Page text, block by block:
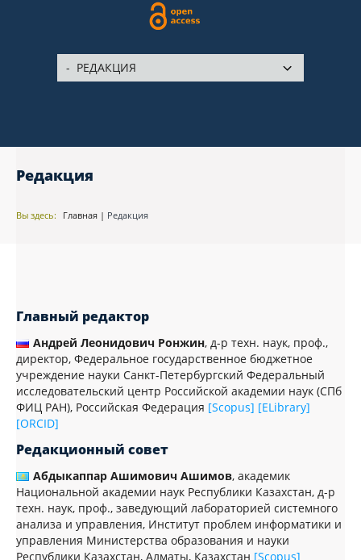
Редакция
Вы здесь: Главная | Редакция
Главный редактор
Андрей Леонидович Ронжин, д-р техн. наук, проф.,
директор, Федеральное государственное бюджетное
учреждение науки Санкт-Петербургский Федеральный
исследовательский центр Российской академии наук (СПб
ФИЦ РАН), Российская Федерация [Scopus] [ELibrary]
[ORCID]
Редакционный совет
Абдыкаппар Ашимович Ашимов, академик
Национальной академии наук Республики Казахстан, д-р
техн. наук, проф., заведующий лабораторией системного
анализа и управления, Институт проблем информатики и
управления Министерства образования и науки
Республики Казахстан, Алматы, Казахстан [Scopus]